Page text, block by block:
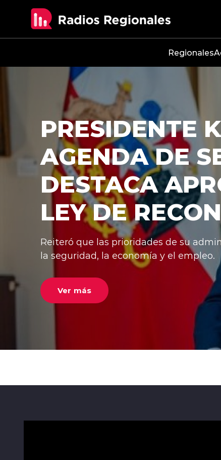
Regionales
A LEY:
DESPACHO
Ahora la ley deberá superar la
luego de recursos impuestos
critican la norma por
Ver más